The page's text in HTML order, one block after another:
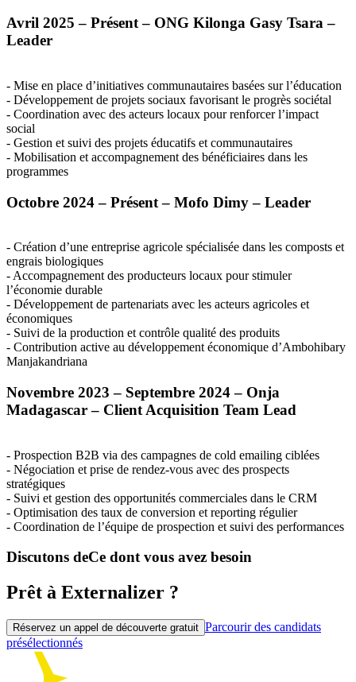
Avril 2025 – Présent – ONG Kilonga Gasy Tsara –
Leader
- Mise en place d’initiatives communautaires basées sur l’éducation
- Développement de projets sociaux favorisant le progrès sociétal
- Coordination avec des acteurs locaux pour renforcer l’impact
social
- Gestion et suivi des projets éducatifs et communautaires
- Mobilisation et accompagnement des bénéficiaires dans les
programmes
Octobre 2024 – Présent – Mofo Dimy – Leader
- Création d’une entreprise agricole spécialisée dans les composts et
engrais biologiques
- Accompagnement des producteurs locaux pour stimuler
l’économie durable
- Développement de partenariats avec les acteurs agricoles et
économiques
- Suivi de la production et contrôle qualité des produits
- Contribution active au développement économique d’Ambohibary
Manjakandriana
Novembre 2023 – Septembre 2024 – Onja
Madagascar – Client Acquisition Team Lead
- Prospection B2B via des campagnes de cold emailing ciblées
- Négociation et prise de rendez-vous avec des prospects
stratégiques
- Suivi et gestion des opportunités commerciales dans le CRM
- Optimisation des taux de conversion et reporting régulier
- Coordination de l’équipe de prospection et suivi des performances
Discutons deCe dont vous avez besoin
Prêt à Externalizer ?
Réservez un appel de découverte gratuit Parcourir des candidats
présélectionnés